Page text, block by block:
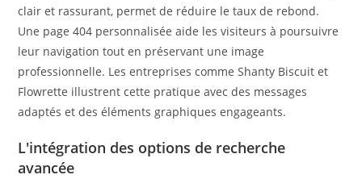
clair et rassurant, permet de réduire le taux de rebond.
Une page 404 personnalisée aide les visiteurs à poursuivre
leur navigation tout en préservant une image
professionnelle. Les entreprises comme Shanty Biscuit et
Flowrette illustrent cette pratique avec des messages
adaptés et des éléments graphiques engageants.
L'intégration des options de recherche
avancée